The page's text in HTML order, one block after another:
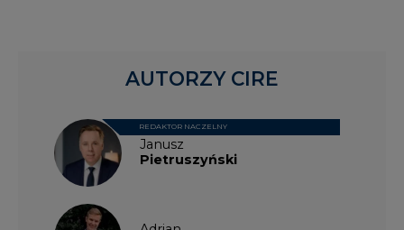
Janusz
Pietruszyński
REDAKTOR NACZELNY
AUTORZY CIRE